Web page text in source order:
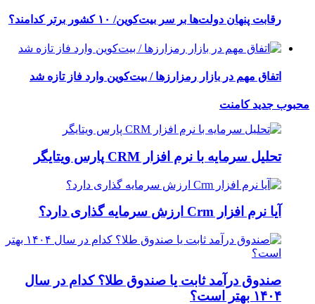
رقابت پنهان دولت‌ها بر سر بیت‌کوین/ ۱۰ کشور برتر کدامند؟
اتفاق مهم در بازار رمزارزها / بیت‌کوین وارد فاز تازه شد
محبوب جدیدکامنت
تحلیل سرمایه با نرم افزار CRM پارس ویتایگر
آیا نرم افزار Crm ارزش سرمایه گذاری دارد؟
صندوق درآمد ثابت یا صندوق طلا؟ کدام در سال
۱۴۰۴ بهتر است؟